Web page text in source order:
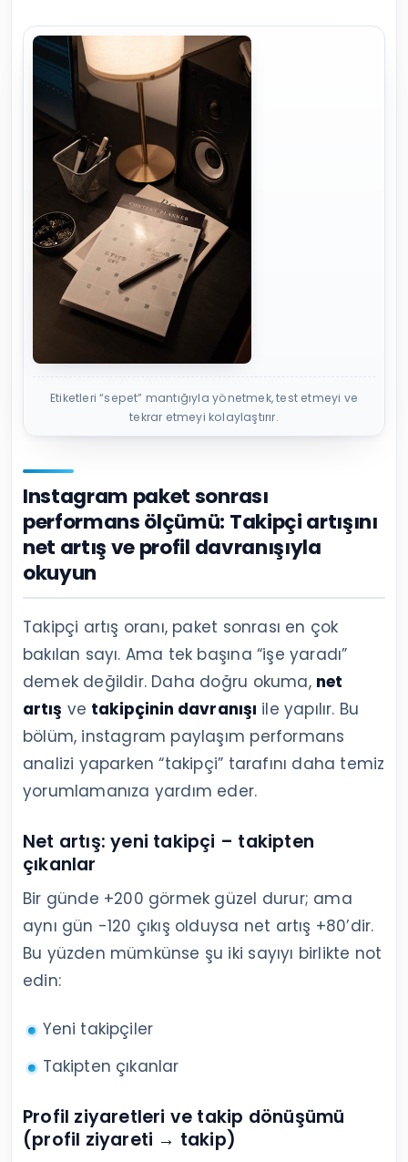
Etiketleri “sepet” mantığıyla yönetmek, test etmeyi ve
tekrar etmeyi kolaylaştırır.
Instagram paket sonrası
performans ölçümü: Takipçi artışını
net artış ve profil davranışıyla
okuyun
Takipçi artış oranı, paket sonrası en çok
bakılan sayı. Ama tek başına “işe yaradı”
demek değildir. Daha doğru okuma, net
artış ve takipçinin davranışı ile yapılır. Bu
bölüm, instagram paylaşım performans
analizi yaparken “takipçi” tarafını daha temiz
yorumlamanıza yardım eder.
Net artış: yeni takipçi – takipten
çıkanlar
Bir günde +200 görmek güzel durur; ama
aynı gün -120 çıkış olduysa net artış +80’dir.
Bu yüzden mümkünse şu iki sayıyı birlikte not
edin:
Yeni takipçiler
Takipten çıkanlar
Profil ziyaretleri ve takip dönüşümü
(profil ziyareti → takip)